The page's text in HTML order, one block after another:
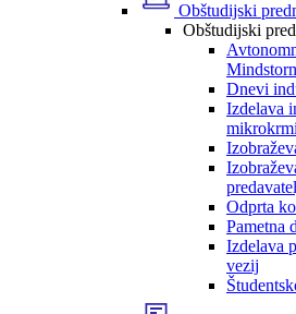
Obštudijski
Obštudijski
Dnevi
Izdelava
Odprta
Pametna
Izdelava
vezij